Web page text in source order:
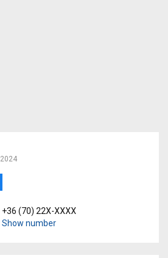
+36 (70) 22X-XXXX
Show number